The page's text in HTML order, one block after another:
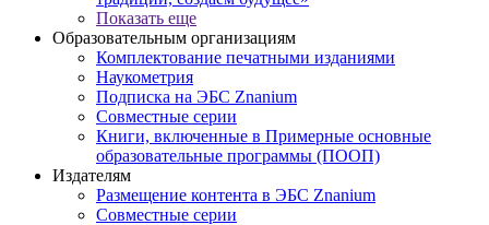
Показать еще
Образовательным организациям
Комплектование печатными изданиями
Наукометрия
Подписка на ЭБС Znanium
Совместные серии
Книги, включенные в Примерные основные
образовательные программы (ПООП)
Издателям
Размещение контента в ЭБС Znanium
Совместные серии